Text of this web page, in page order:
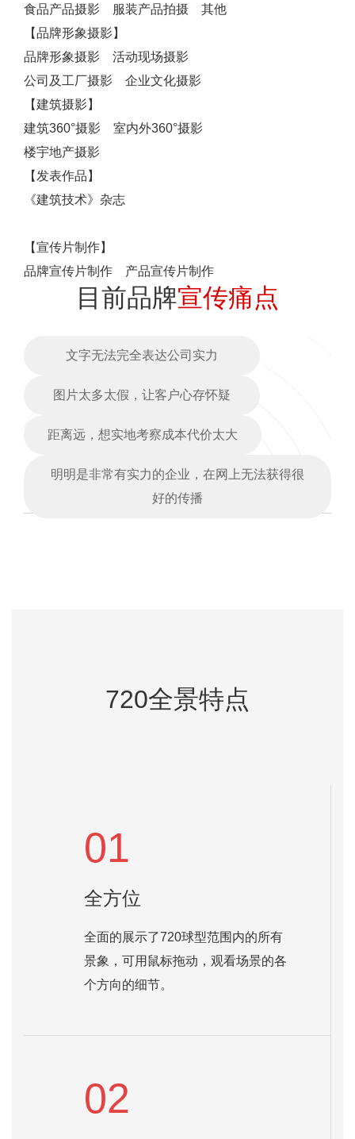
食品产品摄影 服装产品拍摄 其他
【品牌形象摄影】
品牌形象摄影 活动现场摄影
公司及工厂摄影 企业文化摄影
【建筑摄影】
建筑360°摄影 室内外360°摄影
楼宇地产摄影
【发表作品】
《建筑技术》杂志
【宣传片制作】
品牌宣传片制作 产品宣传片制作
目前品牌宣传痛点
文字无法完全表达公司实力
图片太多太假，让客户心存怀疑
距离远，想实地考察成本代价太大
明明是非常有实力的企业，在网上无法获得很
好的传播
720全景特点
01
全方位
全面的展示了720球型范围内的所有
景象，可用鼠标拖动，观看场景的各
个方向的细节。
02